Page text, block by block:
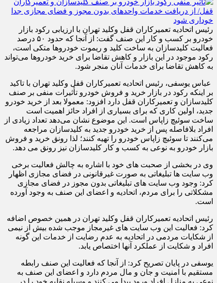
رئیس اتحادیه تعمیرکاران قفل وکلید تهران با ارزیابی رکود بازار
خودرو بر کسب و کار این صنف گفت: از آنجا که حدود ۵۰ درصد
فعالیت کلیدسازان به ساخت کلید و ریموت خودروها متکی است،
رکود موجود در این بازار و کاهش تقاضا برای خرید خودروها می‌تواند
به کاهش تقاضا برای خدمات آنان منجر شود.
عباس یوسفی، رئیس اتحادیه تعمیرکاران قفل وکلید تهران با تاکید
بر اینکه رکود در بازار خرید و فروش خودرو ‌تأثیرات منفی بر صنف
کلیدسازان و تعمیرکاران قفل دارد افزود: معمولا بعد از خرید خودرو
جدید، اولین کاری که برای بسیاری از افراد حائز اهمیت است
ساخت سوئیچ زاپاس است. این موضوع نشان می‌دهد تعداد زیادی از
افراد بلافاصله پس از خرید خودرو جدید به کلیدسازان مراجعه
می‌کنند تا سوئیچ زاپاس خودرو را تهیه کنند؛ لذا رونق خرید و فروش
بازار خودرو به نوعی به کسب و کار کلیدسازان نیز رونق می دهد.
وی در بخشی از صحبت های خود با اشاره به چالش فعالیت برخی
وب سایت ها تبلیغاتی به صورت غیرقانونی در فضای مجازی اظهار
کرد: وجود وب سایت های تبلیغاتی بدون مجوز در فضای مجازی
مشکلاتی را برای مردم، اتحادیه و اعضای این صنف به وجود آورده
است.
رئیس اتحادیه تعمیرکاران قفل وکلید تهران در همین خصوص اضافه
کرد: فعالیت این وب سایت های غیرمجاز موجب شده بیش از نیمی
از شکایات مردمی در اتحادیه به عدم رضایت از خدمات این گونه
افراد و شکایت از عملکرد آنها اختصاص یابد.
یوسفی در پایان تصریح کرد: از آنجا که فعالیت این صنف رابطه
مستقیم با امنیت و جان و مال مردم دارد و اعضای این صنف به